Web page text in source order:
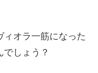
ィオラ一筋になった
でしょう？